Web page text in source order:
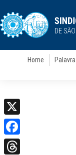
Home
X
Facebook